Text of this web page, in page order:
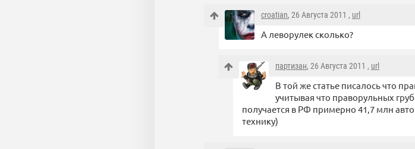
croatian, 26 Августа 2011 , url
А леворулек сколько?
партизан, 26 Августа 2011 , url
В той же статье писалось что
учитывая что праворульных
получается в РФ примерно 41,7 млн
технику)